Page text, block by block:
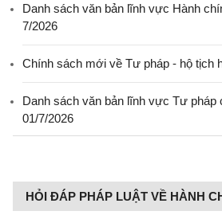
Danh sách văn bản lĩnh vực Hành
7/2026
Chính sách mới về Tư pháp - hộ tịch
Danh sách văn bản lĩnh vực Tư pháp
01/7/2026
HỎI ĐÁP PHÁP LUẬT VỀ HÀNH